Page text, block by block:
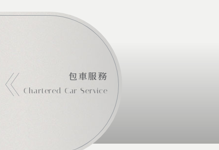
包車服務
Chartered Car Service